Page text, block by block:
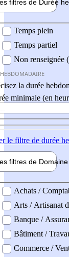
filtres de Durée
Temps plein
Temps partiel
Non renseignée
la durée
minimale (en
le filtre de durée
filtres de
professionel
Achats /
Arts / Artisanat
Banque /
Bâtiment /
Commerce /